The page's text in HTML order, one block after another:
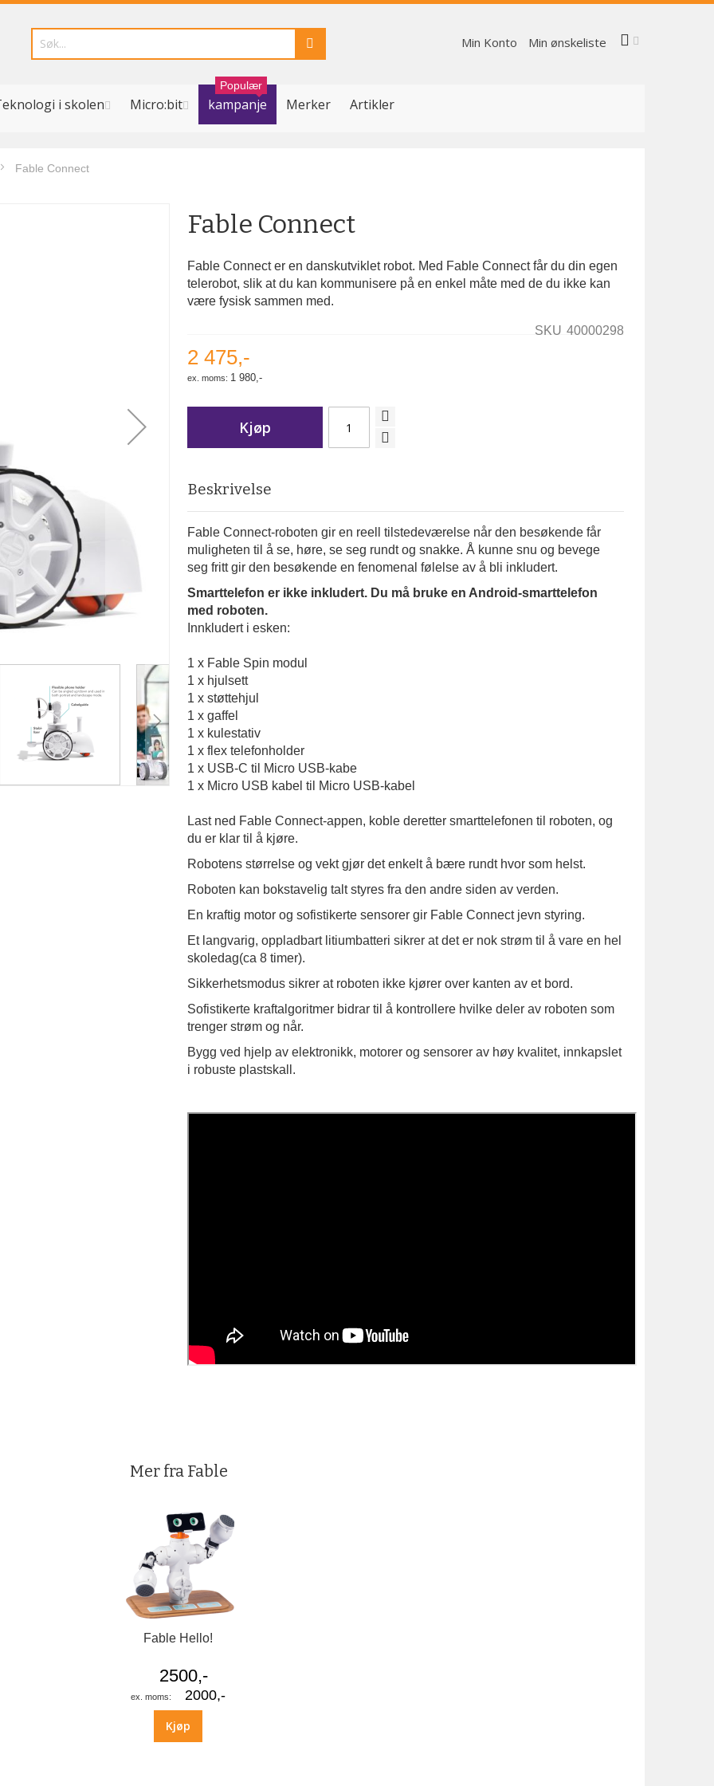
Min Konto Min ønskeliste
i skolen Micro:bit kampanje
Populær
Merker Artikler
Fable Connect
Fable Connect
Fable Connect er en danskutviklet robot. Med Fable Connect får du din egen
telerobot, slik at du kan kommunisere på en enkel måte med de du ikke kan
være fysisk sammen med.
SKU 40000298
2 475,-
1 980,-
Kjøp
Beskrivelse
Fable Connect-roboten gir en reell tilstedeværelse når den besøkende får
muligheten til å se, høre, se seg rundt og snakke. Å kunne snu og bevege
seg fritt gir den besøkende en fenomenal følelse av å bli inkludert.
Smarttelefon er ikke inkludert. Du må bruke en Android-smarttelefon
med roboten.
Innkludert i esken:
1 x Fable Spin modul
1 x hjulsett
1 x støttehjul
1 x gaffel
1 x kulestativ
1 x flex telefonholder
1 x USB-C til Micro USB-kabe
1 x Micro USB kabel til Micro USB-kabel
Last ned Fable Connect-appen, koble deretter smarttelefonen til roboten, og
du er klar til å kjøre.
Robotens størrelse og vekt gjør det enkelt å bære rundt hvor som helst.
Roboten kan bokstavelig talt styres fra den andre siden av verden.
En kraftig motor og sofistikerte sensorer gir Fable Connect jevn styring.
Et langvarig, oppladbart litiumbatteri sikrer at det er nok strøm til å vare en hel
skoledag(ca 8 timer).
Sikkerhetsmodus sikrer at roboten ikke kjører over kanten av et bord.
Sofistikerte kraftalgoritmer bidrar til å kontrollere hvilke deler av roboten som
trenger strøm og når.
Bygg ved hjelp av elektronikk, motorer og sensorer av høy kvalitet, innkapslet
i robuste plastskall.
Mer fra Fable
Fable Hello!
2500,-
2000,-
Kjøp